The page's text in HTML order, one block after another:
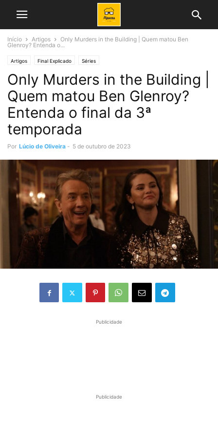
Início Artigos
Only Murders in the Building | Quem matou Ben
Glenroy? Entenda o...
Artigos Final Explicado Séries
Only Murders in the Building |
Quem matou Ben Glenroy?
Entenda o final da 3ª
temporada
Por Lúcio de Oliveira - 5 de outubro de 2023
Publicidade
Publicidade